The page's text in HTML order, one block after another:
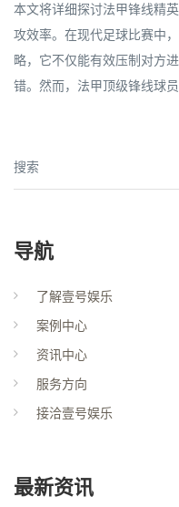
本文将详细探讨法甲锋线精
攻效率。在现代足球比赛中
略，它不仅能有效压制对方
错。然而，法甲顶级锋线球
搜索
导航
了解壹号娱乐
案例中心
资讯中心
服务方向
接洽壹号娱乐
最新资讯